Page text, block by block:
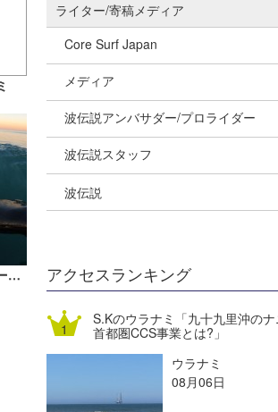
竹内予報士のウラナミ『冬の千葉北サーフィン』
ライター/寄稿メディア
Core Surf Japan
Naoya Kimoto
mitsuteru Kamio
Yasunari Inoue
Yoshiyuki Obata
DELTA FORCE SURF
熊谷素子
メディア
SURFMEDIA
Colors MAGAZINE
WAVAL
波伝説アンバサダー/プロライダー
福島寿実子
中浦“JET”章
進士剛光
植村未来
波伝説スタッフ
☆加藤
Aichan
ECE
波伝説
アクセスランキング
S.Kのウラナミ「九十九里沖の
首都圏CCS事業とは?」
ウラナミ
08月06日